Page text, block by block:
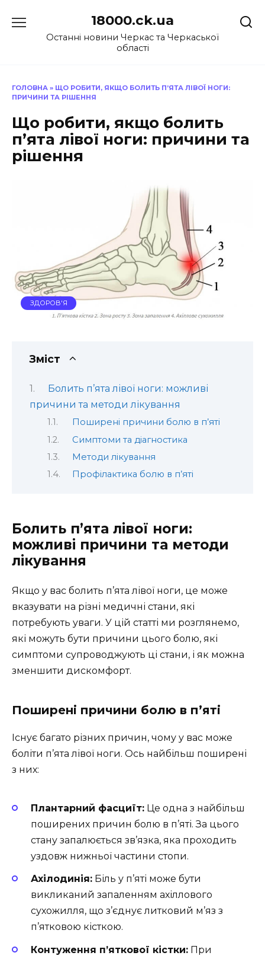
до
18000.ck.ua
Останні новини Черкас та Черкаської
області
ГОЛОВНА » ЩО РОБИТИ, ЯКЩО БОЛИТЬ П’ЯТА ЛІВОЇ НОГИ:
ПРИЧИНИ ТА РІШЕННЯ
Що робити, якщо болить
п’ята лівої ноги: причини та
рішення
ЗДОРОВ'Я
Зміст
Болить п’ята лівої ноги: можливі
причини та методи лікування
Поширені причини болю в п’яті
Симптоми та діагностика
Методи лікування
Профілактика болю в п’яті
Болить п’ята лівої ноги:
можливі причини та методи
лікування
Якщо у вас болить п’ята лівої ноги, це може
вказувати на різні медичні стани, які
потребують уваги. У цій статті ми розглянемо,
які можуть бути причини цього болю, які
симптоми супроводжують ці стани, і як можна
зменшити дискомфорт.
Поширені причини болю в п’яті
Існує багато різних причин, чому у вас може
боліти п’ята лівої ноги. Ось найбільш поширені
з них:
Плантарний фасциїт: Це одна з найбільш
поширених причин болю в п’яті. За цього
стану запалюється зв’язка, яка проходить
уздовж нижньої частини стопи.
Ахілодинія: Біль у п’яті може бути
викликаний запаленням ахіллового
сухожилля, що з’єднує литковий м’яз з
п’ятковою кісткою.
Контуження п’яткової кістки: При